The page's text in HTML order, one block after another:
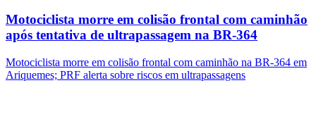
Motociclista morre em colisão frontal com caminhão
após tentativa de ultrapassagem na BR-364
Motociclista morre em colisão frontal com caminhão na BR-364 em
Ariquemes; PRF alerta sobre riscos em ultrapassagens